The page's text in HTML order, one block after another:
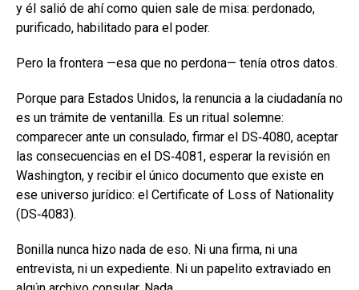
y él salió de ahí como quien sale de misa: perdonado,
purificado, habilitado para el poder.
Pero la frontera —esa que no perdona— tenía otros datos.
Porque para Estados Unidos, la renuncia a la ciudadanía no
es un trámite de ventanilla. Es un ritual solemne:
comparecer ante un consulado, firmar el DS‑4080, aceptar
las consecuencias en el DS‑4081, esperar la revisión en
Washington, y recibir el único documento que existe en
ese universo jurídico: el Certificate of Loss of Nationality
(DS‑4083).
Bonilla nunca hizo nada de eso. Ni una firma, ni una
entrevista, ni un expediente. Ni un papelito extraviado en